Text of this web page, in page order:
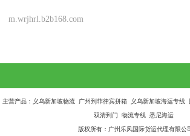
m.wrjhrl.b2b168.com
主营产品：义乌新加坡物流 广州到菲律宾拼箱 义乌新加坡海运专
双清到门 物流专线 悉尼海运
版权所有：广州乐风国际货运代理有限公